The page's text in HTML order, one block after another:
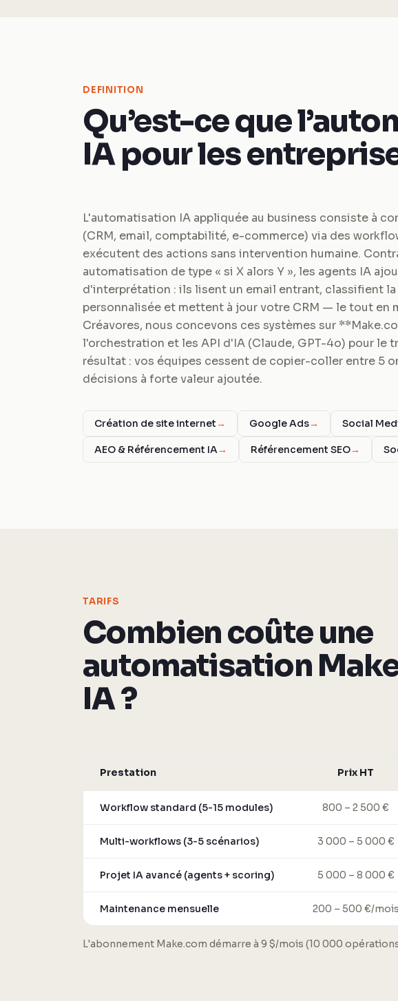
DEFINITION
Qu’est-ce que
IA pour les
L'automatisation IA appliquée au business consiste à
(CRM, email, comptabilité, e-commerce) via des
exécutent des actions sans intervention humaine.
automatisation de type « si X alors Y », les agents IA
d'interprétation : ils lisent un email entrant, classifient
personnalisée et mettent à jour votre CRM — le tout en
Créavores, nous concevons ces systèmes sur
l'orchestration et les API d'IA (Claude, GPT-4o) pour le
résultat : vos équipes cessent de copier-coller entre 5
décisions à forte valeur ajoutée.
Création de site internet→ Google Ads→ Social
AEO & Référencement IA→ Référencement SEO→
TARIFS
Combien coûte une
automatisation
IA ?
Prestation Prix HT
Workflow standard (5-15 modules) 800 – 2 500 €
Multi-workflows (3-5 scénarios) 3 000 – 5 000 €
Projet IA avancé (agents + scoring) 5 000 – 8 000 €
Maintenance mensuelle 200 – 500 €/mois
L'abonnement Make.com démarre à 9 $/mois (10 000